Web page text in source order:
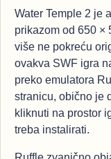
Water Temple 2 je
prikazom od 650 ×
više ne pokreću
ovakva SWF igra
preko emulatora
stranicu, obično je
kliknuti na prostor
treba instalirati.